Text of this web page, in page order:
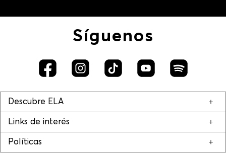
Síguenos
Descubre ELA
Links de interés
Políticas